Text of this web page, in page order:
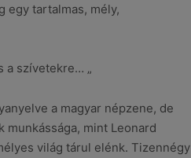
egy tartalmas, mély,
a szívetekre… „
a magyar népzene, de
mint Leonard
világ tárul elénk. Tizennégy